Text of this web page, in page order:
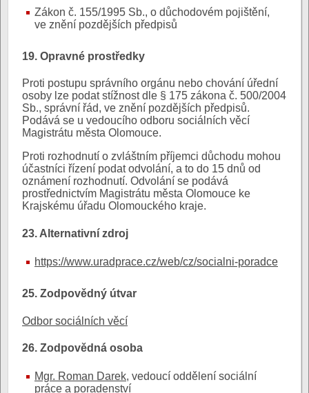
Zákon č. 155/1995 Sb., o důchodovém pojištění,
ve znění pozdějších předpisů
19. Opravné prostředky
Proti postupu správního orgánu nebo chování úřední
osoby lze podat stížnost dle § 175 zákona č. 500/2004
Sb., správní řád, ve znění pozdějších předpisů.
Podává se u vedoucího odboru sociálních věcí
Magistrátu města Olomouce.
Proti rozhodnutí o zvláštním příjemci důchodu mohou
účastníci řízení podat odvolání, a to do 15 dnů od
oznámení rozhodnutí. Odvolání se podává
prostřednictvím Magistrátu města Olomouce ke
Krajskému úřadu Olomouckého kraje.
23. Alternativní zdroj
https://www.uradprace.cz/web/cz/socialni-poradce
25. Zodpovědný útvar
Odbor sociálních věcí
26. Zodpovědná osoba
Mgr. Roman Darek, vedoucí oddělení sociální
práce a poradenství